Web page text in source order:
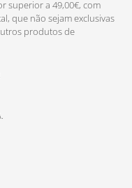
superior a 49,00€, com
que não sejam exclusivas
produtos de